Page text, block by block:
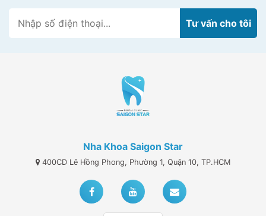
Nha Khoa Saigon Star
400CD Lê Hồng Phong, Phường 1, Quận 10, TP.HCM